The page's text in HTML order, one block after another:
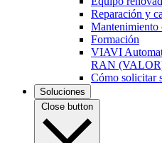
Reparación y
Mantenimiento
Formación
VIAVI
RAN
Cómo solicitar
Soluciones
Close button